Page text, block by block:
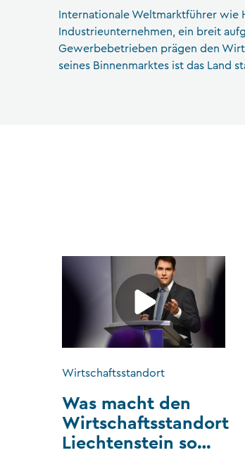
Internationale Weltmarktführer
Industrieunternehmen, ein breit
Gewerbebetrieben prägen den
seines Binnenmarktes ist das Land
Wirtschaftsstandort
Was macht den
Wirtschaftsstandort
Liechtenstein so